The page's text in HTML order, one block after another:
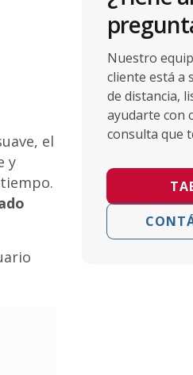
el
y
Nuestro
cliente está a
de distancia,
ayudarte con
consulta que